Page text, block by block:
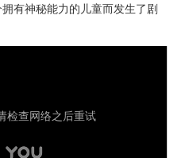
有神秘能力的儿童而发生了剧